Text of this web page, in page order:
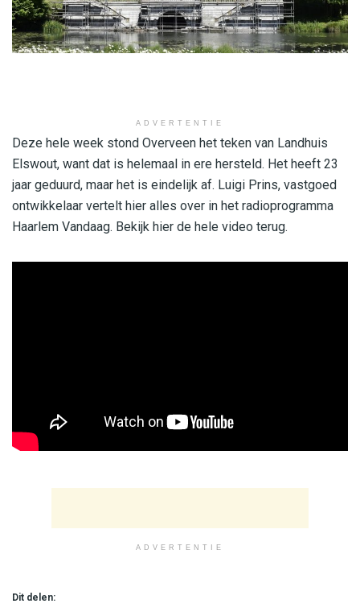
ADVERTENTIE
Deze hele week stond Overveen het teken van Landhuis
Elswout, want dat is helemaal in ere hersteld. Het heeft 23
jaar geduurd, maar het is eindelijk af. Luigi Prins, vastgoed
ontwikkelaar vertelt hier alles over in het radioprogramma
Haarlem Vandaag. Bekijk hier de hele video terug.
ADVERTENTIE
Dit delen: